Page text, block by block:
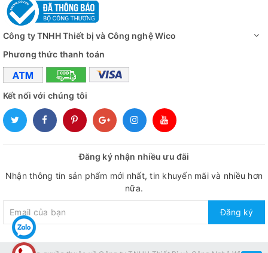
Công ty TNHH Thiết bị và Công nghệ Wico
Phương thức thanh toán
Kết nối với chúng tôi
Đăng ký nhận nhiều ưu đãi
Nhận thông tin sản phẩm mới nhất, tin khuyến mãi và nhiều hơn
nữa.
Đăng ký